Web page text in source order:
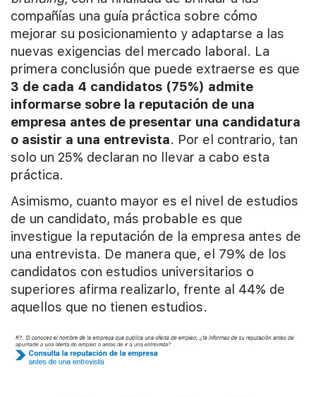
compañías una guía práctica sobre cómo
mejorar su posicionamiento y adaptarse a las
nuevas exigencias del mercado laboral. La
primera conclusión que puede extraerse es que
3 de cada 4 candidatos (75%) admite
informarse sobre la reputación de una
empresa antes de presentar una candidatura
o asistir a una entrevista. Por el contrario, tan
solo un 25% declaran no llevar a cabo esta
práctica.
Asimismo, cuanto mayor es el nivel de estudios
de un candidato, más probable es que
investigue la reputación de la empresa antes de
una entrevista. De manera que, el 79% de los
candidatos con estudios universitarios o
superiores afirma realizarlo, frente al 44% de
aquellos que no tienen estudios.